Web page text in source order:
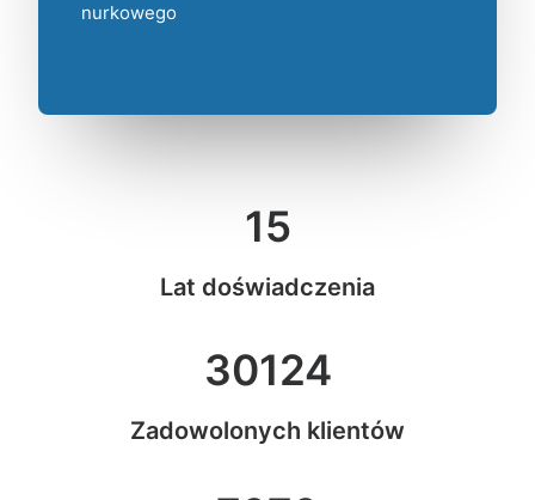
nurkowego
15
Lat doświadczenia
30124
Zadowolonych klientów